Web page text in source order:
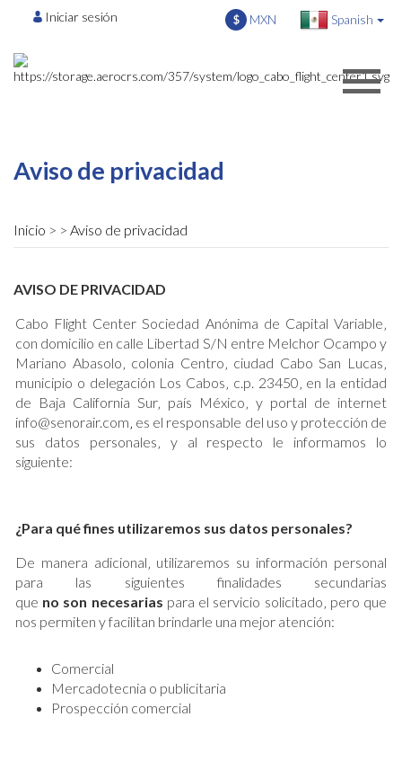
Iniciar sesión $ MXN Spanish
Aviso de privacidad
Inicio Aviso de privacidad
AVISO DE PRIVACIDAD
Cabo Flight Center Sociedad Anónima de Capital Variable‚
con domicilio en calle Libertad S/N entre Melchor Ocampo y
Mariano Abasolo‚ colonia Centro‚ ciudad Cabo San Lucas‚
municipio o delegación Los Cabos‚ c.p. 23450‚ en la entidad
de Baja California Sur‚ país México‚ y portal de internet
info@senorair.com‚ es el responsable del uso y protección de
sus datos personales‚ y al respecto le informamos lo
siguiente:
¿Para qué fines utilizaremos sus datos personales?
De manera adicional‚ utilizaremos su información personal
para las siguientes finalidades secundarias
que no son necesarias para el servicio solicitado‚ pero que
nos permiten y facilitan brindarle una mejor atención:
Comercial
Mercadotecnia o publicitaria
Prospección comercial